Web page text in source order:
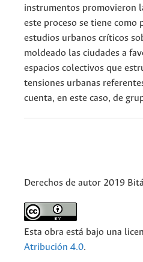
instrumentos promovieron
este proceso se tiene
estudios urbanos críticos
moldeado las ciudades a
espacios colectivos que
tensiones urbanas
cuenta, en este caso, de
Derechos de autor 2019
Esta obra está bajo una
Atribución 4.0.